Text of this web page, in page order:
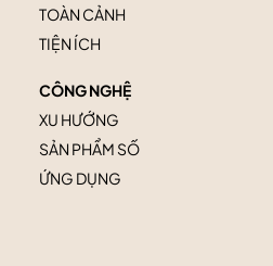
TOÀN CẢNH
TIỆN ÍCH
CÔNG NGHỆ
XU HƯỚNG
SẢN PHẨM SỐ
ỨNG DỤNG